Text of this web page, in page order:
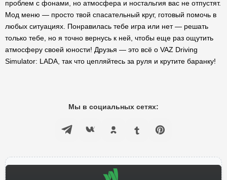
проблем с фонами, но атмосфера и ностальгия вас не отпустят.
Мод меню — просто твой спасательный круг, готовый помочь в
любых ситуациях. Понравилась тебе игра или нет — решать
только тебе, но я точно вернусь к ней, чтобы еще раз ощутить
атмосферу своей юности! Друзья — это всё о VAZ Driving
Simulator: LADA, так что цепляйтесь за руля и крутите баранку!
Мы в социальных сетях: